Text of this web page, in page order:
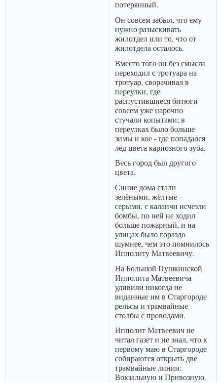
потерянный.
Он совсем забыл, что ему
нужно разыскивать
жилотдел или то, что от
жилотдела осталось.
Вместо того он без смысла
переходил с тротуара на
тротуар, сворачивал в
переулки, где
распустившиеся битюги
совсем уже нарочно
стучали копытами; в
переулках было больше
зимы и кое - где попадался
лёд цвета кариозного зуба.
Весь город был другого
цвета.
Синие дома стали
зелёными, жёлтые –
серыми, с каланчи исчезли
бомбы, по ней не ходил
больше пожарный, и на
улицах было гораздо
шумнее, чем это помнилось
Ипполиту Матвеевичу.
На Большой Пушкинской
Ипполита Матвеевича
удивили никогда не
виданные им в Старгороде
рельсы и трамвайные
столбы с проводами.
Ипполит Матвеевич не
читал газет и не знал, что к
первому маю в Старгороде
собираются открыть две
трамвайные линии:
Вокзальную и Привозную.